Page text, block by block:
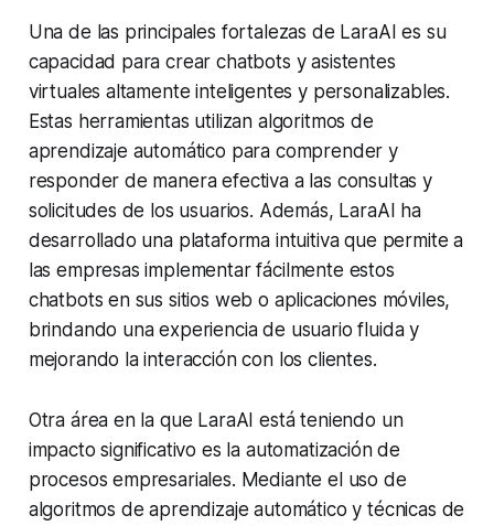
Una de las principales fortalezas de LaraAI es su
capacidad para crear chatbots y asistentes
virtuales altamente inteligentes y personalizables.
Estas herramientas utilizan algoritmos de
aprendizaje automático para comprender y
responder de manera efectiva a las consultas y
solicitudes de los usuarios. Además, LaraAI ha
desarrollado una plataforma intuitiva que permite a
las empresas implementar fácilmente estos
chatbots en sus sitios web o aplicaciones móviles,
brindando una experiencia de usuario fluida y
mejorando la interacción con los clientes.
Otra área en la que LaraAI está teniendo un
impacto significativo es la automatización de
procesos empresariales. Mediante el uso de
algoritmos de aprendizaje automático y técnicas de